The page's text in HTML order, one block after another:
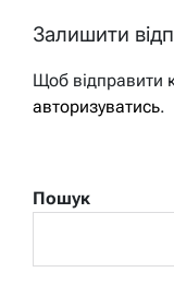
Залишити
Щоб відправити
авторизуватись.
Пошук